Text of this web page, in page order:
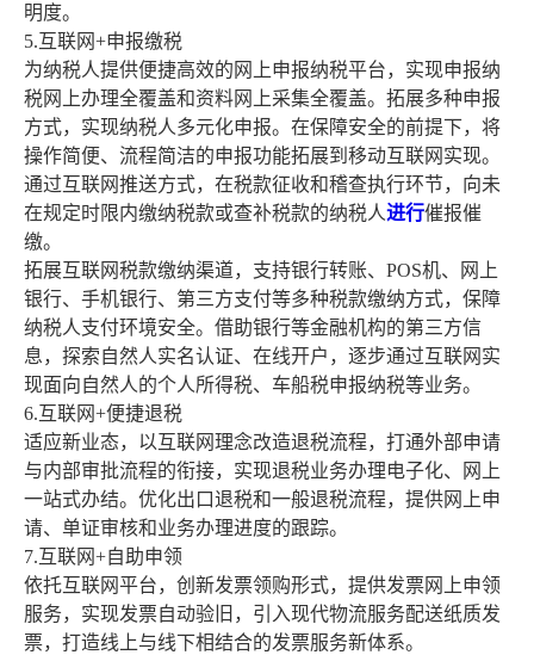
明度。
5.互联网+申报缴税
为纳税人提供便捷高效的网上申报纳税平台，实现申报纳
税网上办理全覆盖和资料网上采集全覆盖。拓展多种申报
方式，实现纳税人多元化申报。在保障安全的前提下，将
操作简便、流程简洁的申报功能拓展到移动互联网实现。
通过互联网推送方式，在税款征收和稽查执行环节，向未
在规定时限内缴纳税款或查补税款的纳税人进行催报催
缴。
拓展互联网税款缴纳渠道，支持银行转账、POS机、网上
银行、手机银行、第三方支付等多种税款缴纳方式，保障
纳税人支付环境安全。借助银行等金融机构的第三方信
息，探索自然人实名认证、在线开户，逐步通过互联网实
现面向自然人的个人所得税、车船税申报纳税等业务。
6.互联网+便捷退税
适应新业态，以互联网理念改造退税流程，打通外部申请
与内部审批流程的衔接，实现退税业务办理电子化、网上
一站式办结。优化出口退税和一般退税流程，提供网上申
请、单证审核和业务办理进度的跟踪。
7.互联网+自助申领
依托互联网平台，创新发票领购形式，提供发票网上申领
服务，实现发票自动验旧，引入现代物流服务配送纸质发
票，打造线上与线下相结合的发票服务新体系。